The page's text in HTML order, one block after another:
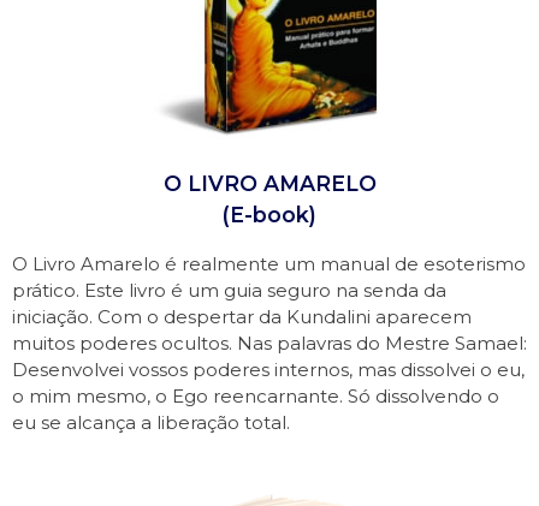
O LIVRO AMARELO
(E-book)
O Livro Amarelo é realmente um manual de esoterismo
prático. Este livro é um guia seguro na senda da
iniciação. Com o despertar da Kundalini aparecem
muitos poderes ocultos. Nas palavras do Mestre Samael:
Desenvolvei vossos poderes internos, mas dissolvei o eu,
o mim mesmo, o Ego reencarnante. Só dissolvendo o
eu se alcança a liberação total.